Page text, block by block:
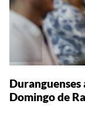
Domingo de